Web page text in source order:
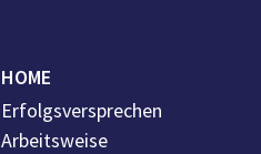
HOME
Erfolgsversprechen
Arbeitsweise